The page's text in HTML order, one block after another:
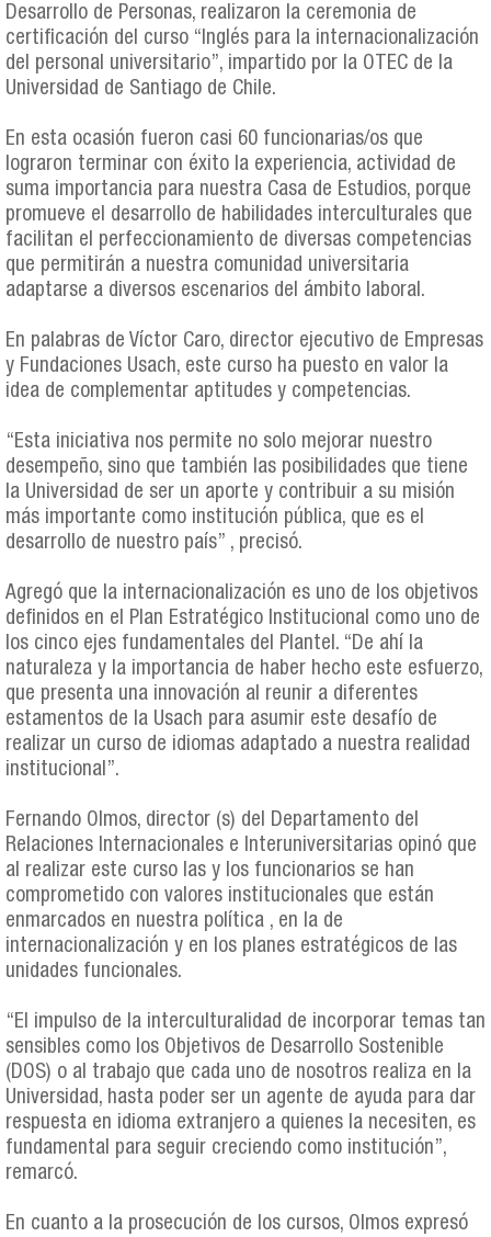
Desarrollo de Personas, realizaron la ceremonia de
certificación del curso “Inglés para la internacionalización
del personal universitario”, impartido por la OTEC de la
Universidad de Santiago de Chile.
En esta ocasión fueron casi 60 funcionarias/os que
lograron terminar con éxito la experiencia, actividad de
suma importancia para nuestra Casa de Estudios, porque
promueve el desarrollo de habilidades interculturales que
facilitan el perfeccionamiento de diversas competencias
que permitirán a nuestra comunidad universitaria
adaptarse a diversos escenarios del ámbito laboral.
En palabras de Víctor Caro, director ejecutivo de Empresas
y Fundaciones Usach, este curso ha puesto en valor la
idea de complementar aptitudes y competencias.
“Esta iniciativa nos permite no solo mejorar nuestro
desempeño, sino que también las posibilidades que tiene
la Universidad de ser un aporte y contribuir a su misión
más importante como institución pública, que es el
desarrollo de nuestro país” , precisó.
Agregó que la internacionalización es uno de los objetivos
definidos en el Plan Estratégico Institucional como uno de
los cinco ejes fundamentales del Plantel. “De ahí la
naturaleza y la importancia de haber hecho este esfuerzo,
que presenta una innovación al reunir a diferentes
estamentos de la Usach para asumir este desafío de
realizar un curso de idiomas adaptado a nuestra realidad
institucional”.
Fernando Olmos, director (s) del Departamento del
Relaciones Internacionales e Interuniversitarias opinó que
al realizar este curso las y los funcionarios se han
comprometido con valores institucionales que están
enmarcados en nuestra política , en la de
internacionalización y en los planes estratégicos de las
unidades funcionales.
“El impulso de la interculturalidad de incorporar temas tan
sensibles como los Objetivos de Desarrollo Sostenible
(DOS) o al trabajo que cada uno de nosotros realiza en la
Universidad, hasta poder ser un agente de ayuda para dar
respuesta en idioma extranjero a quienes la necesiten, es
fundamental para seguir creciendo como institución”,
remarcó.
En cuanto a la prosecución de los cursos, Olmos expresó